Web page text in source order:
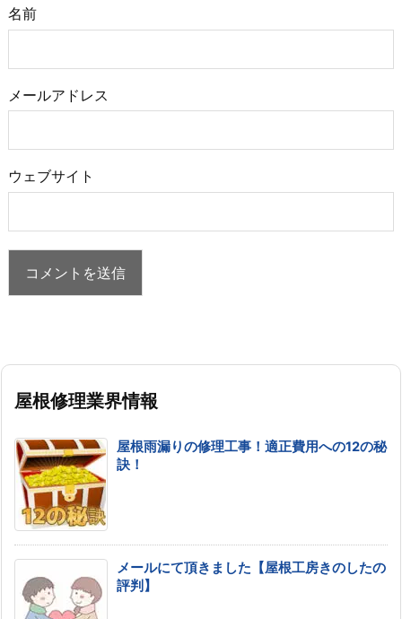
名前
メールアドレス
ウェブサイト
屋根修理業界情報
屋根雨漏りの修理工事！適正費用への12の秘
訣！
メールにて頂きました【屋根工房きのしたの
評判】